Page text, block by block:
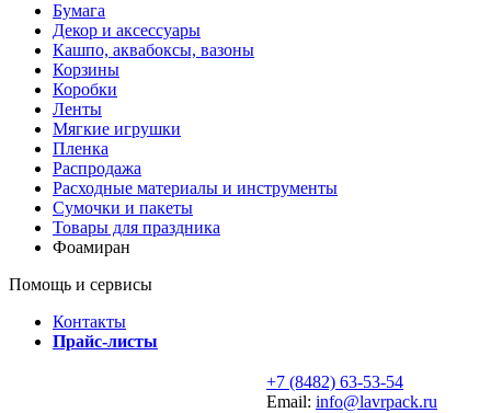
Бумага
Декор и аксессуары
Кашпо, аквабоксы, вазоны
Корзины
Коробки
Ленты
Мягкие игрушки
Пленка
Распродажа
Расходные материалы и инструменты
Сумочки и пакеты
Товары для праздника
Фоамиран
Помощь и сервисы
Контакты
Прайс-листы
+7 (8482) 63-53-54
Email: info@lavrpack.ru